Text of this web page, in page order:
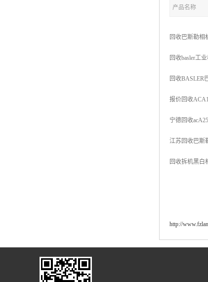
产品名称
回收巴斯勒相
回收basler工业
回收BASLER
报价回收
宁德回收
江苏回收巴斯
回收拆机黑白
http://